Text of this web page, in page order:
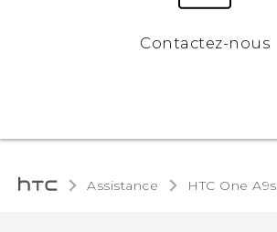
Contactez-nous
Assistance HTC One A9s‎